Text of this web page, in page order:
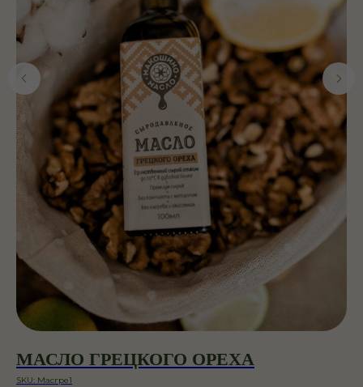
МАСЛО ГРЕЦКОГО ОРЕХА
SKU: Масгре1